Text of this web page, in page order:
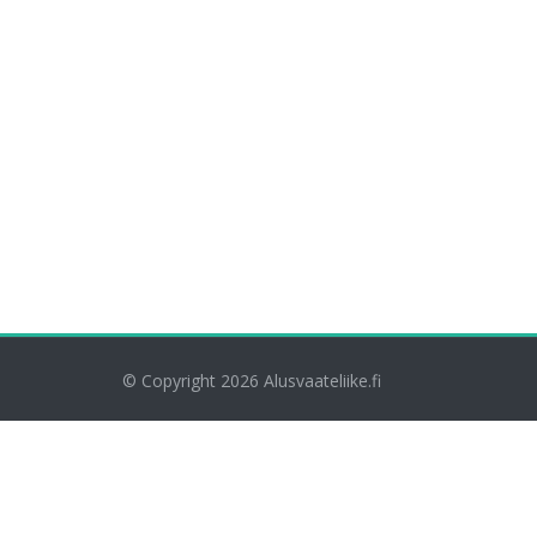
© Copyright 2026 Alusvaateliike.fi